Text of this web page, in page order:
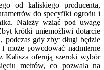
od kaliskiego producenta,
do specyfiki ogrodu i
Należy wziąć pod uwagę
krótki uniemożliwi dotarcie
podczas gdy zbyt długi będzie
może powodować nadmierne
Kalisza oferują szeroki wybór
metrów, co pozwala na